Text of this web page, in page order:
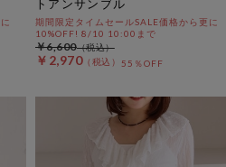
トアンサンブル
期間限定タイムセールSALE価格から更に
10%OFF! 8/10 10:00まで
￥2,970 55％OFF
￥6,600